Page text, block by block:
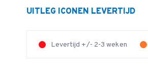
UITLEG ICONEN LEVERTIJD
Levertijd +/- 2-3 weken